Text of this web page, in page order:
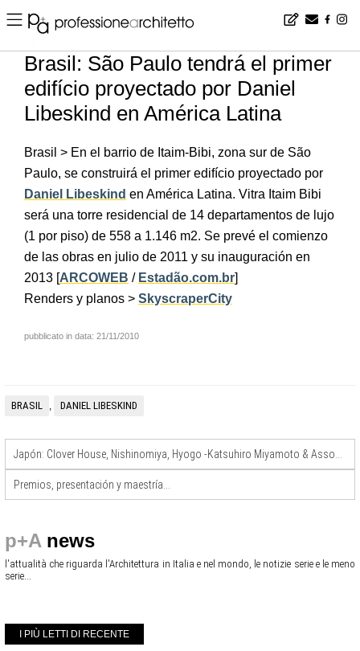
Home ▪ news ▪ es ▪ Brasil: São Paulo tendrá el primer edifício proyectado por Daniel Libeskind en América Latina
Brasil: São Paulo tendrá el primer
edifício proyectado por Daniel
Libeskind en América Latina
Brasil > En el barrio de Itaim-Bibi, zona sur de São
Paulo, se construirá el primer edifício proyectado por
Daniel Libeskind en América Latina. Vitra Itaim Bibi
será una torre residencial de 14 departamentos de lujo
(1 por piso) de 558 a 1.146 m2. Se prevé el comienzo
de las obras en julio de 2011 y su inauguración en
2013 [ARCOWEB / Estadão.com.br]
Renders y planos > SkyscraperCity
pubblicato in data: 21/11/2010
BRASIL , DANIEL LIBESKIND
Premios, presentación y maestría…
p+A news
l'attualità che riguarda l'Architettura in Italia e nel mondo, le notizie serie e le meno
serie...
I PIÙ LETTI DI RECENTE